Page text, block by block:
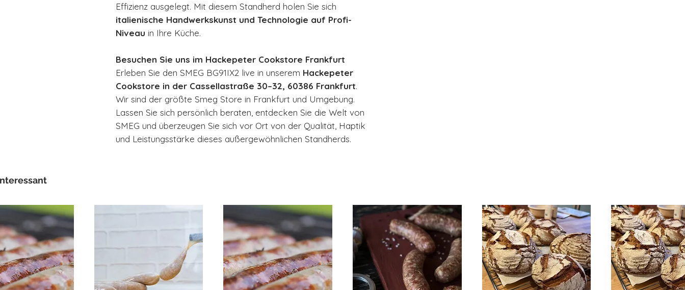
Effizienz ausgelegt. Mit diesem Standherd holen Sie sich
italienische Handwerkskunst und Technologie auf Profi-
Niveau in Ihre Küche.
Besuchen Sie uns im Hackepeter Cookstore Frankfurt
Erleben Sie den SMEG BG91IX2 live in unserem Hackepeter
Cookstore in der Cassellastraße 30–32, 60386 Frankfurt.
Wir sind der größte Smeg Store in Frankfurt und Umgebung.
Lassen Sie sich persönlich beraten, entdecken Sie die Welt von
SMEG und überzeugen Sie sich vor Ort von der Qualität, Haptik
und Leistungsstärke dieses außergewöhnlichen Standherds.